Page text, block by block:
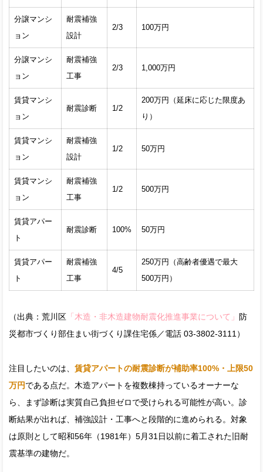
分譲マンシ
ョン
耐震補強
設計
2/3 100万円
分譲マンシ
ョン
耐震補強
工事
2/3 1,000万円
賃貸マンシ
ョン
耐震診断 1/2
200万円（延床に応じた限度あ
り）
賃貸マンシ
ョン
耐震補強
設計
1/2 50万円
賃貸マンシ
ョン
耐震補強
工事
1/2 500万円
賃貸アパー
ト
耐震診断 100% 50万円
賃貸アパー
ト
耐震補強
工事
4/5
250万円（高齢者優遇で最大
500万円）
（出典：荒川区 「木造・非木造建物耐震化推進事業について」 防
災都市づくり部住まい街づくり課住宅係／電話 03-3802-3111）
注目したいのは、 賃貸アパートの耐震診断が補助率100%・上限50
万円である点だ。木造アパートを複数棟持っているオーナーな
ら、まず診断は実質自己負担ゼロで受けられる可能性が高い。診
断結果が出れば、補強設計・工事へと段階的に進められる。対象
は原則として昭和56年（1981年）5月31日以前に着工された旧耐
震基準の建物だ。